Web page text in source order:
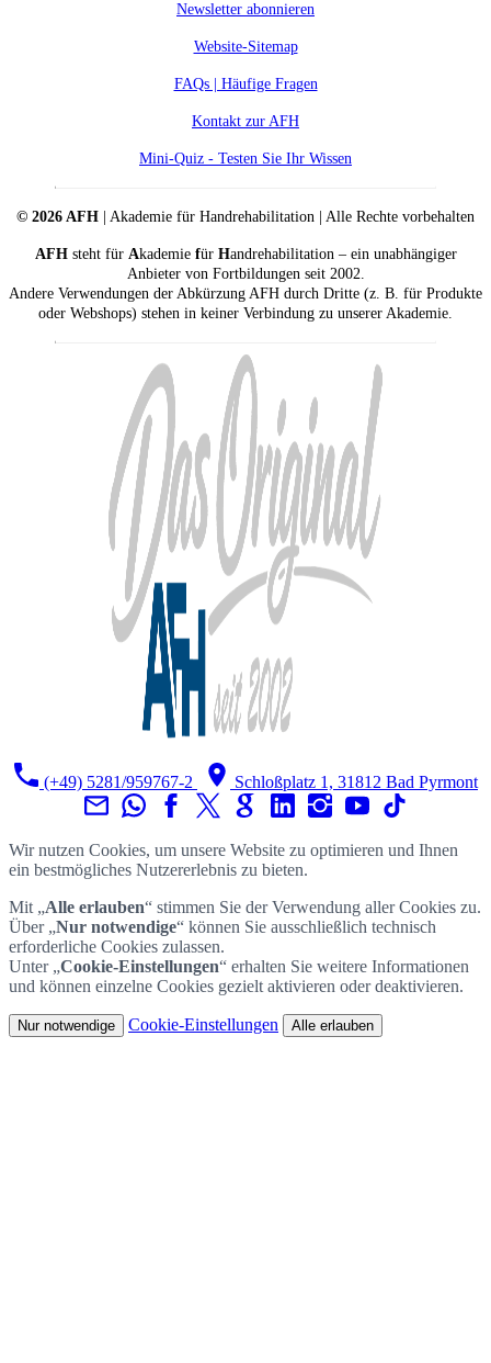
Newsletter abonnieren
Website-Sitemap
FAQs | Häufige Fragen
Kontakt zur AFH
Mini-Quiz - Testen Sie Ihr Wissen
© 2026 AFH | Akademie für Handrehabilitation | Alle Rechte vorbehalten
AFH steht für Akademie für Handrehabilitation – ein unabhängiger
Anbieter von Fortbildungen seit 2002.
Andere Verwendungen der Abkürzung AFH durch Dritte (z. B. für Produkte
oder Webshops) stehen in keiner Verbindung zu unserer Akademie.
(+49) 5281/959767-2 Schloßplatz 1, 31812 Bad Pyrmont
Wir nutzen Cookies, um unsere Website zu optimieren und Ihnen
ein bestmögliches Nutzererlebnis zu bieten.
Mit „Alle erlauben“ stimmen Sie der Verwendung aller Cookies zu.
Über „Nur notwendige“ können Sie ausschließlich technisch
erforderliche Cookies zulassen.
Unter „Cookie-Einstellungen“ erhalten Sie weitere Informationen
und können einzelne Cookies gezielt aktivieren oder deaktivieren.
Nur notwendige Cookie-Einstellungen Alle erlauben